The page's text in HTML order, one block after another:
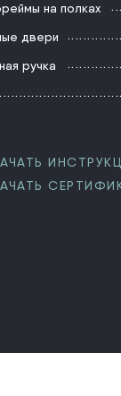
на полках
двери
ручка